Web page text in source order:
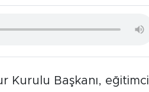
Kurulu Başkanı, eğitimci